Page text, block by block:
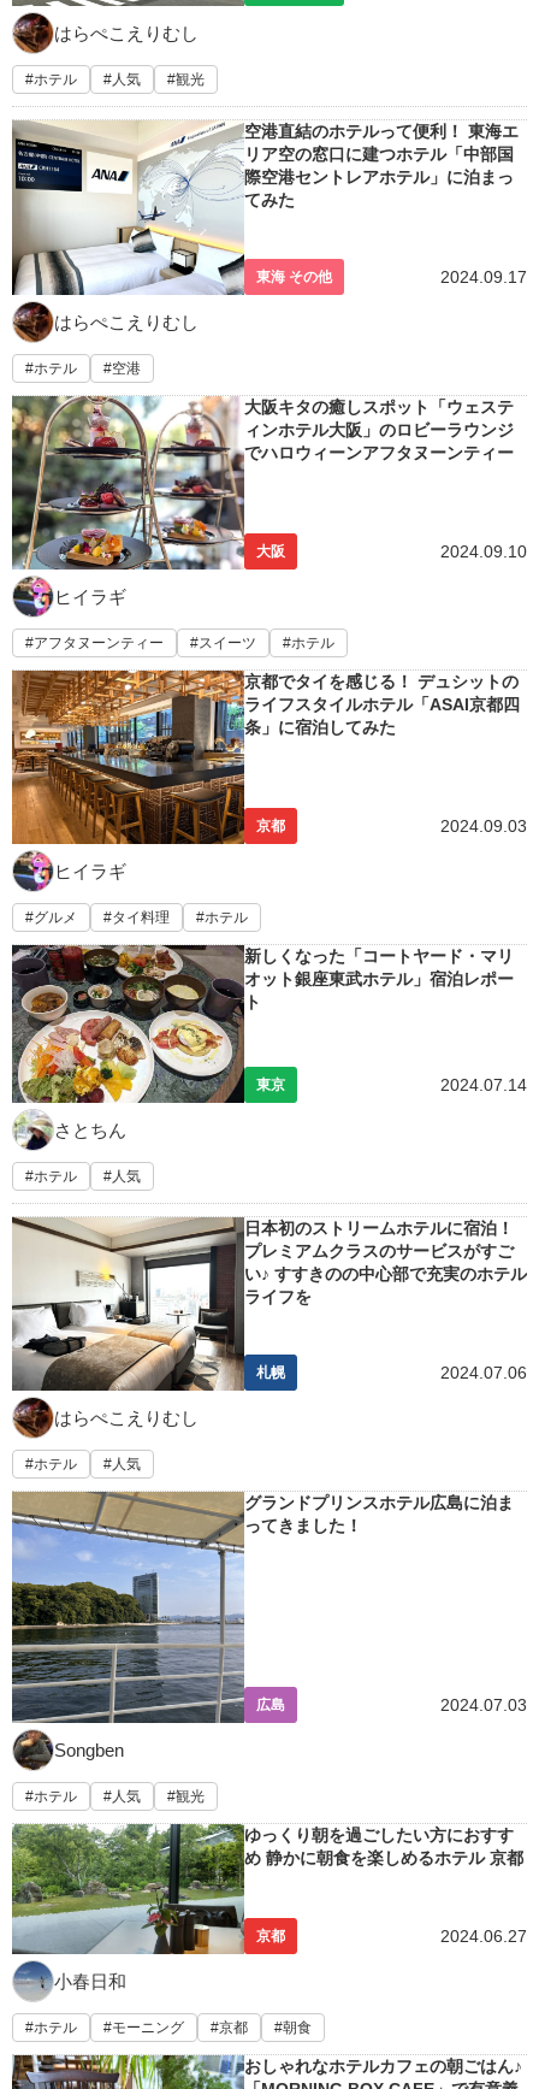
はらぺこえりむし
ホテル 人気 観光
空港直結のホテルって便利！ 東海エ
リア空の窓口に建つホテル「中部国
際空港セントレアホテル」に泊まっ
てみた
東海 その他 2024.09.17
はらぺこえりむし
ホテル 空港
大阪キタの癒しスポット「ウェステ
ィンホテル大阪」のロビーラウンジ
でハロウィーンアフタヌーンティー
大阪 2024.09.10
ヒイラギ
アフタヌーンティー スイーツ ホテル
京都でタイを感じる！ デュシットの
ライフスタイルホテル「ASAI京都四
条」に宿泊してみた
京都 2024.09.03
ヒイラギ
グルメ タイ料理 ホテル
新しくなった「コートヤード・マリ
オット銀座東武ホテル」宿泊レポー
ト
東京 2024.07.14
さとちん
ホテル 人気
日本初のストリームホテルに宿泊！
プレミアムクラスのサービスがすご
い♪ すすきのの中心部で充実のホテル
ライフを
札幌 2024.07.06
はらぺこえりむし
ホテル 人気
グランドプリンスホテル広島に泊ま
ってきました！
広島 2024.07.03
Songben
ホテル 人気 観光
ゆっくり朝を過ごしたい方におすす
め 静かに朝食を楽しめるホテル 京都
京都 2024.06.27
小春日和
ホテル モーニング 京都 朝食
おしゃれなホテルカフェの朝ごはん♪